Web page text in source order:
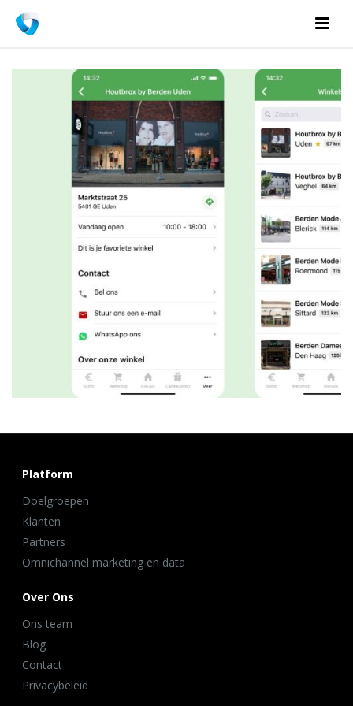
Platform
Doelgroepen
Klanten
Partners
Omnichannel marketing en data
Over Ons
Ons team
Blog
Contact
Privacybeleid